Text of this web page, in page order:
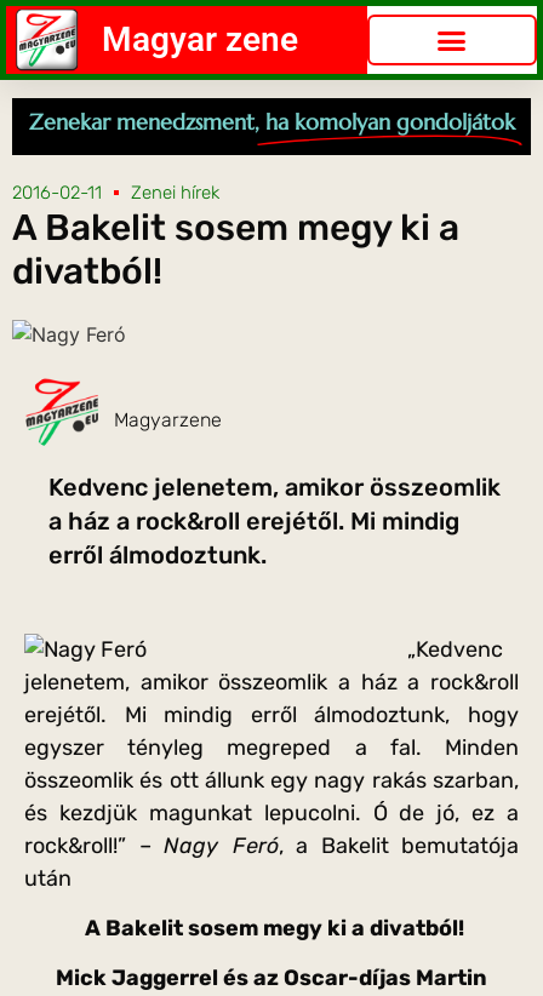
Magyar zene
Zenekar menedzsment, ha komolyan gondoljátok
2016-02-11 Zenei hírek
A Bakelit sosem megy ki a
divatból!
Magyarzene
Kedvenc jelenetem, amikor összeomlik
a ház a rock&roll erejétől. Mi mindig
erről álmodoztunk.
„Kedvenc
jelenetem, amikor összeomlik a ház a rock&roll
erejétől. Mi mindig erről álmodoztunk, hogy
egyszer tényleg megreped a fal. Minden
összeomlik és ott állunk egy nagy rakás szarban,
és kezdjük magunkat lepucolni. Ó de jó, ez a
rock&roll!” – Nagy Feró, a Bakelit bemutatója
után
A Bakelit sosem megy ki a divatból!
Mick Jaggerrel és az Oscar-díjas Martin